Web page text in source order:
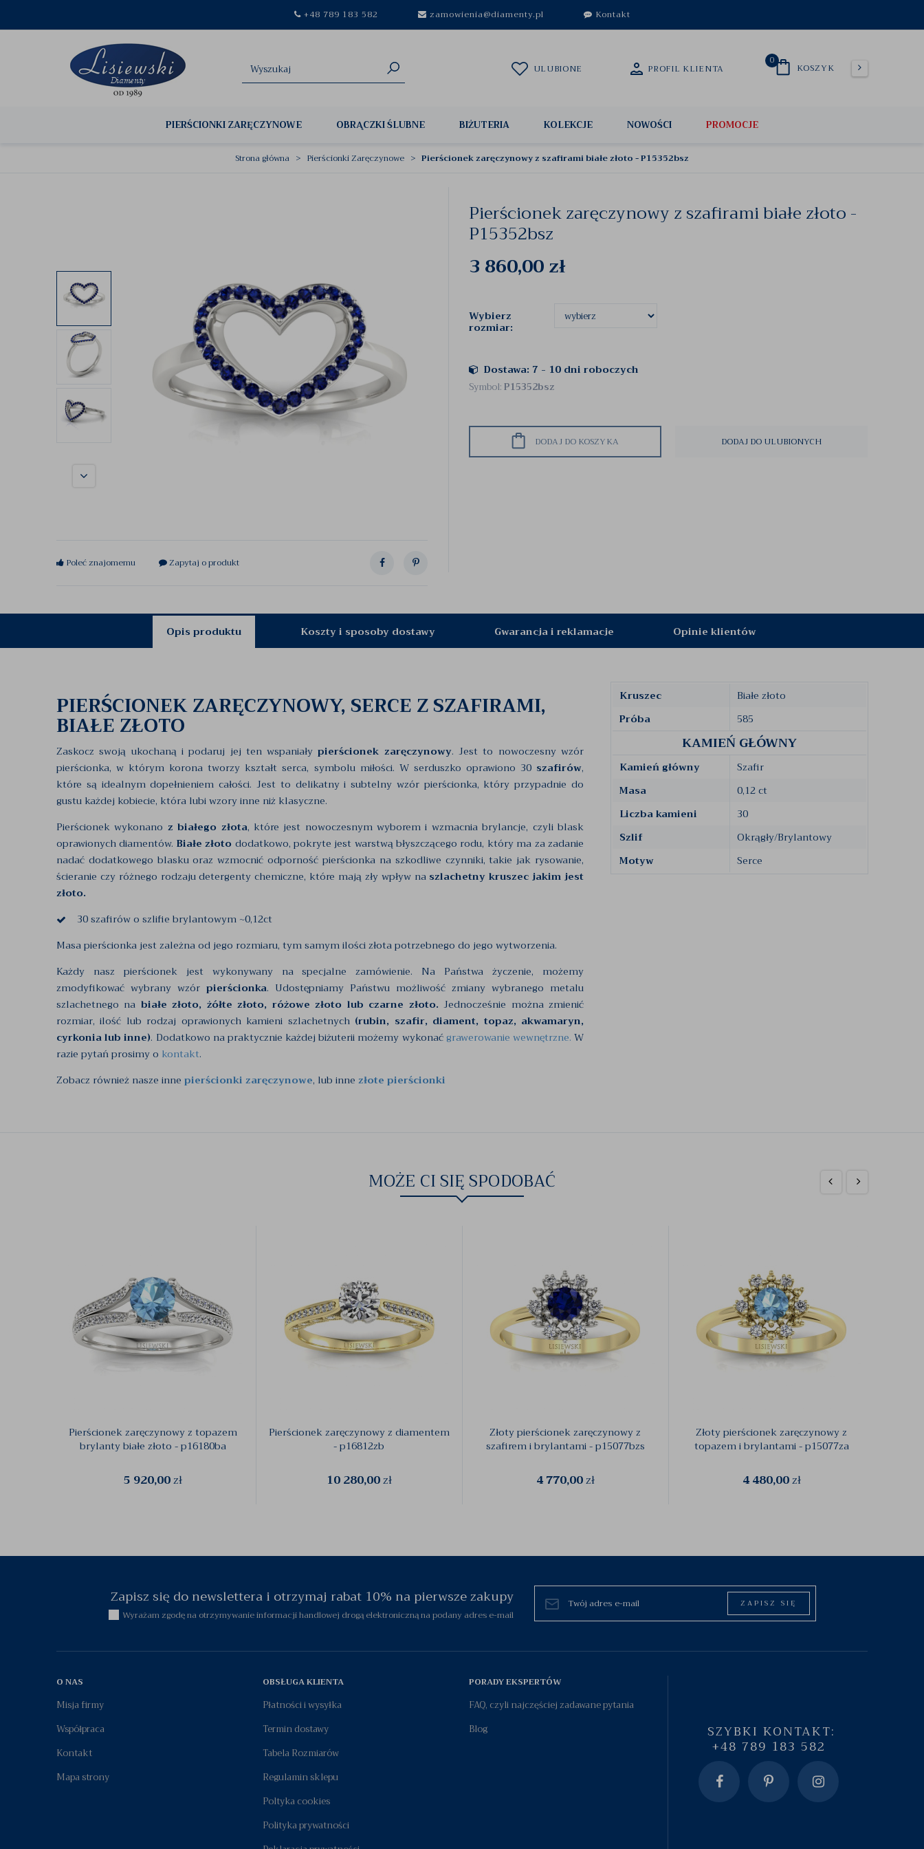
+48 789 183 582 zamowienia@diamenty.pl Kontakt
0
KOSZYK
ULUBIONE PROFIL KLIENTA
PIERŚCIONKI ZARĘCZYNOWE OBRĄCZKI ŚLUBNE BIŻUTERIA KOLEKCJE NOWOŚCI PROMOCJE
Strona główna Pierścionki Zaręczynowe Pierścionek zaręczynowy z szafirami białe złoto - P15352bsz
Poleć znajomemu Zapytaj o produkt
Pierścionek zaręczynowy z szafirami białe złoto -
P15352bsz
3 860,00zł
Wybierz
rozmiar:
Dostawa: 7 - 10 dni roboczych
Symbol:P15352bsz
DODAJ DO KOSZYKA DODAJ DO ULUBIONYCH
Opis produktu Koszty i sposoby dostawy Gwarancja i reklamacje Opinie klientów
PIERŚCIONEK ZARĘCZYNOWY, SERCE Z SZAFIRAMI,
BIAŁE ZŁOTO
Zaskocz swoją ukochaną i podaruj jej ten wspaniałypierścionek zaręczynowy. Jest to nowoczesny wzór
pierścionka, w którym korona tworzy kształt serca, symbolu miłości. W serduszko oprawiono 30 szafirów,
które są idealnym dopełnieniem całości. Jest to delikatny i subtelny wzór pierścionka, który przypadnie do
gustu każdej kobiecie, która lubi wzory inne niż klasyczne.
Pierścionek wykonano z białego złota, które jest nowoczesnym wyborem i wzmacnia brylancje, czyli blask
oprawionych diamentów. Białe złoto dodatkowo, pokryte jest warstwą błyszczącego rodu, który ma za zadanie
nadać dodatkowego blasku oraz wzmocnić odporność pierścionka na szkodliwe czynniki, takie jak rysowanie,
ścieranie czy różnego rodzaju detergenty chemiczne, które mają zły wpływ na szlachetny kruszec jakim jest
złoto.
30 szafirów o szlifie brylantowym ~0,12ct
Masa pierścionka jest zależna od jego rozmiaru, tym samym ilości złota potrzebnego do jego wytworzenia.
Każdy nasz pierścionek jest wykonywany na specjalne zamówienie. Na Państwa życzenie, możemy
zmodyfikować wybrany wzór pierścionka. Udostępniamy Państwu możliwość zmiany wybranego metalu
szlachetnego na białe złoto, żółte złoto, różowe złoto lub czarne złoto. Jednocześnie można zmienić
rozmiar, ilość lub rodzaj oprawionych kamieni szlachetnych (rubin, szafir, diament, topaz, akwamaryn,
cyrkonia lub inne). Dodatkowo na praktycznie każdej biżuterii możemy wykonać grawerowanie wewnętrzne. W
razie pytań prosimy o kontakt.
Zobacz również nasze inne pierścionki zaręczynowe, lub inne złote pierścionki
Kruszec
Białe złoto
Próba
585
KAMIEŃ GŁÓWNY
Kamień główny
Szafir
Masa
0,12 ct
Liczba kamieni
30
Szlif
Okrągły/Brylantowy
Motyw
Serce
MOŻE CI SIĘ SPODOBAĆ
Pierścionek zaręczynowy z topazem
brylanty białe złoto - p16180ba
5 920,00zł
Pierścionek zaręczynowy z diamentem
- p16812zb
10 280,00zł
Złoty pierścionek zaręczynowy z
szafirem i brylantami - p15077bzs
4 770,00zł
Złoty pierścionek zaręczynowy z
topazem i brylantami - p15077za
4 480,00zł
Zapisz się do newslettera i otrzymaj rabat 10% na pierwsze zakupy
Wyrażam zgodę na otrzymywanie informacji handlowej drogą elektroniczną na podany adres e-mail
ZAPISZ SIĘ
O NAS
Misja firmy
Współpraca
Kontakt
Mapa strony
OBSŁUGA KLIENTA
Płatności i wysyłka
Termin dostawy
Tabela Rozmiarów
Regulamin sklepu
Poltyka cookies
Polityka prywatności
PORADY EKSPERTÓW
FAQ, czyli najczęściej zadawane pytania
Blog
SZYBKI KONTAKT:
+48 789 183 582